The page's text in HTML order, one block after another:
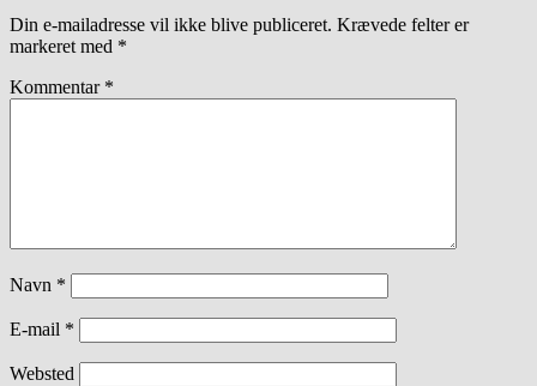
Din e-mailadresse vil ikke blive publiceret. Krævede felter er
markeret med *
Kommentar *
Navn *
E-mail *
Websted